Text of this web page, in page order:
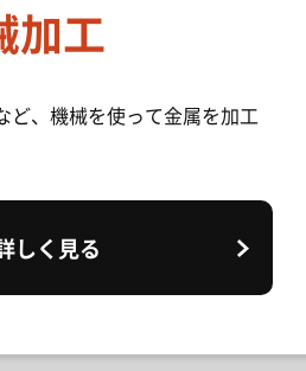
加工
ど、機械を使って金属を加工
しく見る